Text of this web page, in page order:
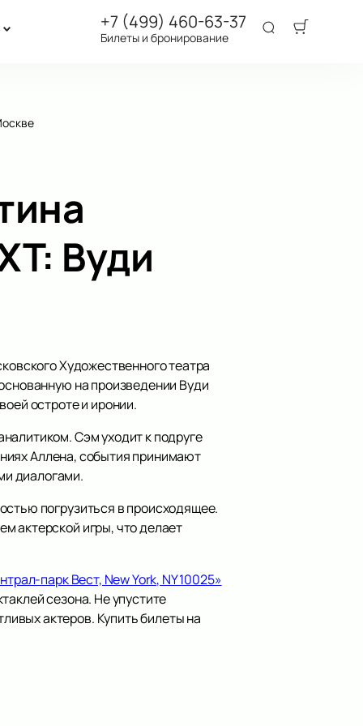
+7 (499) 460-63-37
Билеты и бронирование
Вуди
Художественного театра
на произведении Вуди
остроте и иронии.
Сэм уходит к подруге
Аллена, события принимают
диалогами.
погрузиться в происходящее.
актерской игры, что делает
парк Вест, New York, NY 10025»
сезона. Не упустите
актеров. Купить билеты на